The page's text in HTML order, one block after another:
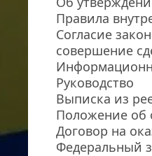
Правила
Согласие
совершение
Руководство
Выписка из
Положение об
Договор на
Федеральный